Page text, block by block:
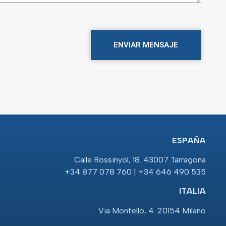
ENVIAR MENSAJE
ESPAÑA
Calle Rossinyol, 18. 43007 Tarragona
+34 877 078 760 | +34 646 490 535
ITALIA
Via Montello, 4. 20154 Milano